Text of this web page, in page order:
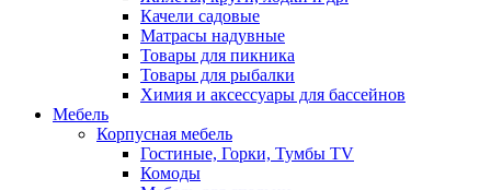
Качели садовые
Матрасы надувные
Товары для пикника
Товары для рыбалки
Химия и аксессуары для бассейнов
Мебель
Корпусная мебель
Гостиные, Горки, Тумбы TV
Комоды